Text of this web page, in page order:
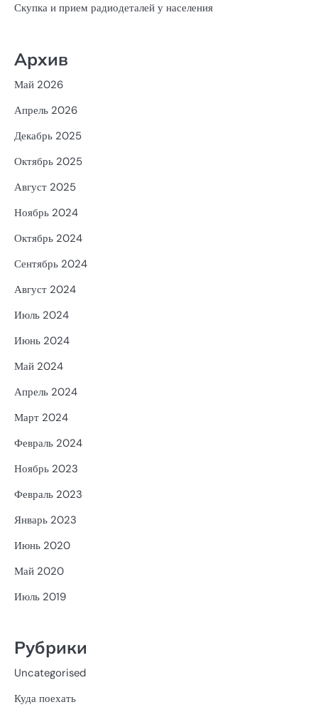
Скупка и прием радиодеталей у населения
Архив
Май 2026
Апрель 2026
Декабрь 2025
Октябрь 2025
Август 2025
Ноябрь 2024
Октябрь 2024
Сентябрь 2024
Август 2024
Июль 2024
Июнь 2024
Май 2024
Апрель 2024
Март 2024
Февраль 2024
Ноябрь 2023
Февраль 2023
Январь 2023
Июнь 2020
Май 2020
Июль 2019
Рубрики
Uncategorised
Куда поехать